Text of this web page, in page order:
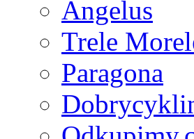
Angelus
Trele
Paragona